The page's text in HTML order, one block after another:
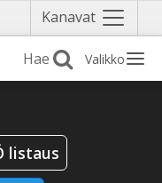
Kanavat Näytä
valikko
Valikko
listaus